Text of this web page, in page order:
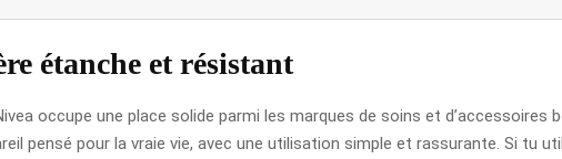
étanche et résistant
occupe une place solide parmi les marques de soins et
pensé pour la vraie vie, avec une utilisation simple et rassurante. Si tu